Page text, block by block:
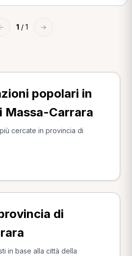
1 / 1 →
popolari in
Massa-Carrara
cercate in provincia di
di
in base alla città della